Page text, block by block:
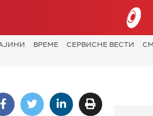
ВРЕМЕ СЕРВИСНЕ ВЕСТИ